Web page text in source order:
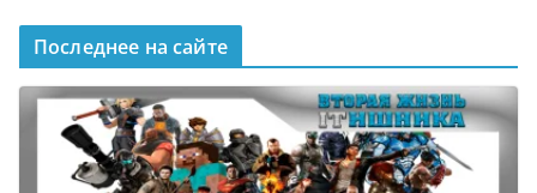
Последнее на сайте